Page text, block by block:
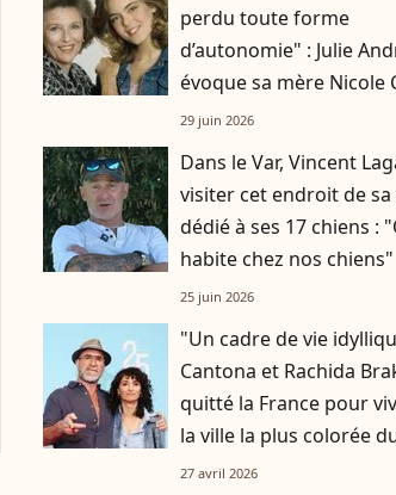
perdu toute forme
d’autonomie" : Julie
évoque sa mère Nicole
dix ans après son départ
29 juin 2026
Dans le Var, Vincent
visiter cet endroit de sa
dédié à ses 17 chiens :
habite chez nos chiens"
25 juin 2026
"Un cadre de vie
Cantona et Rachida
quitté la France pour
la ville la plus colorée
monde
27 avril 2026